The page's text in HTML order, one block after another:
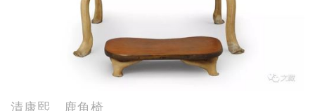
清康熙 鹿角椅